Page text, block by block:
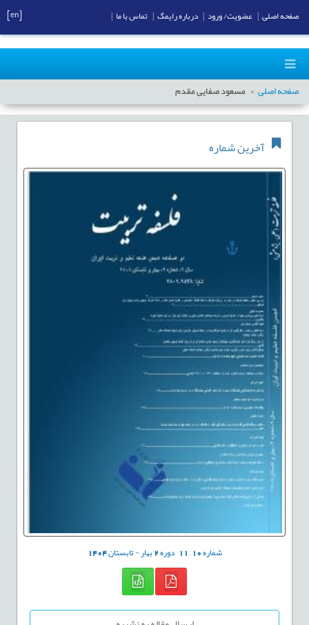
صفحه اصلی مسعود صفایی مقدم
آخرین شماره
شماره10
,
11 دوره2بهار - تابستان1404
صفحه اصلی عضویت/ ورود درباره رایمگ تماس با ما